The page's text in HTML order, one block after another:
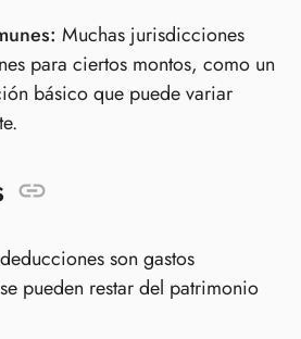
Muchas jurisdicciones
para ciertos montos, como un
básico que puede variar
son gastos
pueden restar del patrimonio